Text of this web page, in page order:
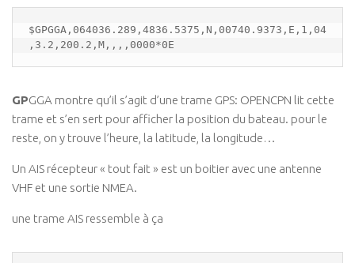
$GPGGA,064036.289,4836.5375,N,00740.9373,E,1,04
,3.2,200.2,M,,,,0000*0E
GPGGA montre qu’il s’agit d’une trame GPS: OPENCPN lit cette
trame et s’en sert pour afficher la position du bateau. pour le
reste, on y trouve l’heure, la latitude, la longitude…
Un AIS récepteur « tout fait » est un boitier avec une antenne
VHF et une sortie NMEA.
une trame AIS ressemble à ça